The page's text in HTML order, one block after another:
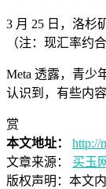
3 月 25 日，洛杉
（注：现汇率约
Meta 透露，青少
认识到，有些内
赏
本文地址：
http://
文章来源：
买玉
版权声明： 本文